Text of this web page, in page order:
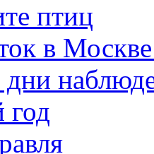
птиц
в
год